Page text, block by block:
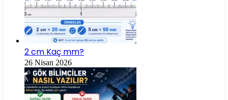
2 cm Kaç mm?
26 Nisan 2026